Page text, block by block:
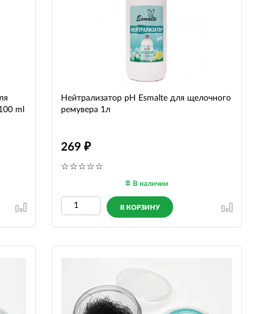
ml
Нейтрализатор pH Esmalte для щелочного
ремувера 1л
269
В наличии
В КОРЗИНУ